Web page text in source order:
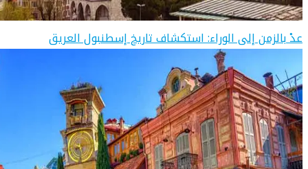
عدْ بالزمن إلى الوراء: استكشاف تاريخ إسطنبول العريق